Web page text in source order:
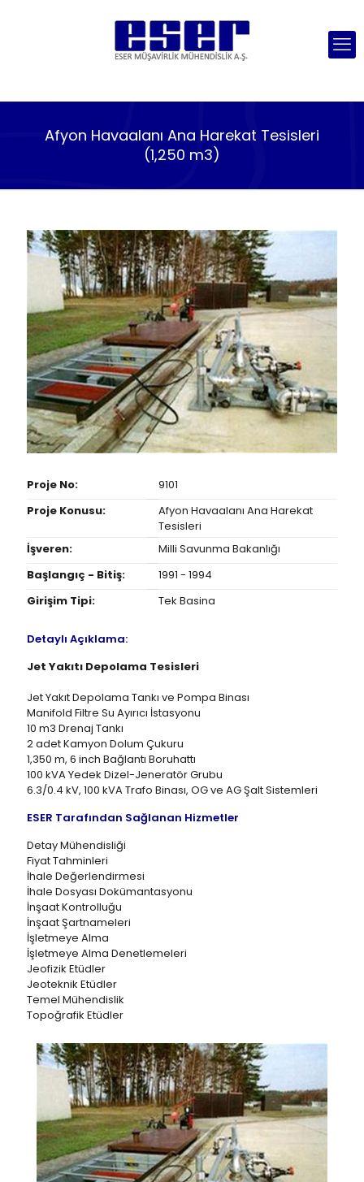
Afyon Havaalanı Ana Harekat Tesisleri
(1,250 m3)
Proje No:
9101
Proje Konusu:
Afyon Havaalanı Ana Harekat
Tesisleri
İşveren:
Milli Savunma Bakanlığı
Başlangıç - Bitiş:
1991 - 1994
Girişim Tipi:
Tek Basina
Detaylı Açıklama:
Jet Yakıtı Depolama Tesisleri
Jet Yakıt Depolama Tankı ve Pompa Binası
Manifold Filtre Su Ayırıcı İstasyonu
10 m3 Drenaj Tankı
2 adet Kamyon Dolum Çukuru
1,350 m, 6 inch Bağlantı Boruhattı
100 kVA Yedek Dizel-Jeneratör Grubu
6.3/0.4 kV, 100 kVA Trafo Binası, OG ve AG Şalt Sistemleri
ESER Tarafından Sağlanan Hizmetler
Detay Mühendisliği
Fiyat Tahminleri
İhale Değerlendirmesi
İhale Dosyası Dokümantasyonu
İnşaat Kontrolluğu
İnşaat Şartnameleri
İşletmeye Alma
İşletmeye Alma Denetlemeleri
Jeofizik Etüdler
Jeoteknik Etüdler
Temel Mühendislik
Topoğrafik Etüdler